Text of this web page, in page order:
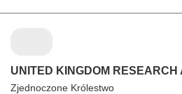
UNITED KINGDOM RESEARCH
Zjednoczone Królestwo